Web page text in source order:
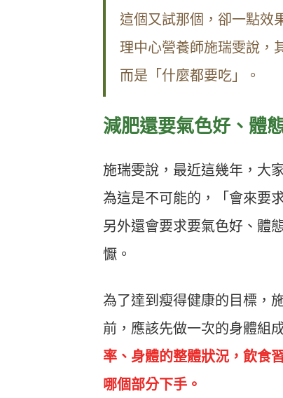
這個又試那個，卻一點效
理中心營養師施瑞雯說，
而是「什麼都要吃」。
減肥還要氣色好、體
施瑞雯說，最近這幾年，大
為這是不可能的，「會來要
另外還會要求要氣色好、體
懨。
為了達到瘦得健康的目標，
前，應該先做一次的身體組
率、身體的整體狀況，飲食
哪個部分下手。